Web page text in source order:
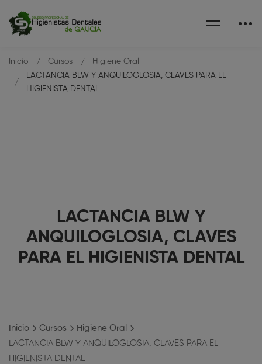
LACTANCIA BLW Y
ANQUILOGLOSIA, CLAVES
PARA EL HIGIENISTA DENTAL
Inicio Cursos
Higiene Oral
LACTANCIA BLW Y ANQUILOGLOSIA, CLAVES PARA EL
HIGIENISTA DENTAL
Inicio Cursos
Higiene Oral
LACTANCIA BLW Y ANQUILOGLOSIA, CLAVES PARA EL
HIGIENISTA DENTAL